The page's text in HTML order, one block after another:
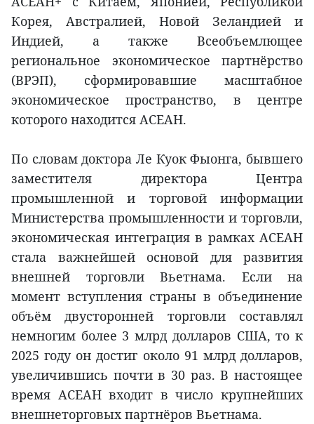
Корея, Австралией, Новой Зеландией и
Индией, а также Всеобъемлющее
региональное экономическое партнёрство
(ВРЭП), сформировавшие масштабное
экономическое пространство, в центре
которого находится АСЕАН.
По словам доктора Ле Куок Фыонга, бывшего
заместителя директора Центра
промышленной и торговой информации
Министерства промышленности и торговли,
экономическая интеграция в рамках АСЕАН
стала важнейшей основой для развития
внешней торговли Вьетнама. Если на
момент вступления страны в объединение
объём двусторонней торговли составлял
немногим более 3 млрд долларов США, то к
2025 году он достиг около 91 млрд долларов,
увеличившись почти в 30 раз. В настоящее
время АСЕАН входит в число крупнейших
внешнеторговых партнёров Вьетнама.